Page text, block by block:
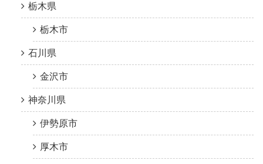
栃木県
栃木市
石川県
金沢市
神奈川県
伊勢原市
厚木市